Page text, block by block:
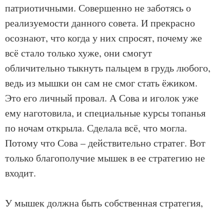
патриотичными. Совершенно не заботясь о
реализуемости данного совета. И прекрасно
осознают, что когда у них спросят, почему же
всё стало только хуже, они смогут
обличительно тыкнуть пальцем в грудь любого,
ведь из мышки он сам не смог стать ёжиком.
Это его личный провал. А Сова и иголок уже
ему наготовила, и специальные курсы топанья
по ночам открыла. Сделала всё, что могла.
Потому что Сова – действительно стратег. Вот
только благополучие мышек в ее стратегию не
входит.
У мышек должна быть собственная стратегия,